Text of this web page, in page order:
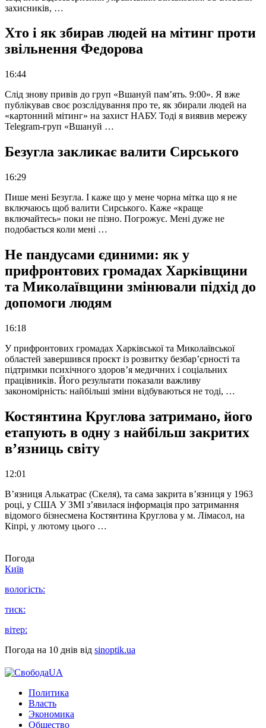
захисників, …
Хто і як збирав людей на мітинг проти
звільнення Федорова
16:44
Слід знову привів до груп «Вшануй пам’ять. 9:00». Я вже
публікував своє розслідування про те, як збирали людей на
«картонний мітинг» на захист НАБУ. Тоді я виявив мережу
Telegram-груп «Вшануй …
Безугла закликає валити Сирського
16:29
Пише мені Безугла. І каже що у мене чорна мітка що я не
включаюсь щоб валити Сирського. Каже «краще
включайтесь» поки не пізно. Погрожує. Мені дуже не
подобається коли мені …
Не пандусами єдиними: як у
прифронтових громадах Харківщини
та Миколаївщини змінювали підхід до
допомоги людям
16:18
У прифронтових громадах Харківської та Миколаївської
областей завершився проєкт із розвитку безбар’єрності та
підтримки психічного здоров’я медичних і соціальних
працівників. Його результати показали важливу
закономірність: найбільші зміни відбуваються не тоді, …
Костянтина Круглова затримано, його
етапують в одну з найбільш закритих
в’язниць світу
12:01
В’язниця Алькатрас (Скеля), та сама закрита в’язниця у 1963
році, у США У ЗМІ з’явилася інформація про затримання
відомого бізнесмена Костянтина Круглова у м. Лімасол, на
Кіпрі, у лютому цього …
Погода
Київ
вологість:
тиск:
вітер:
Погода на 10 днів від sinoptik.ua
Политика
Власть
Экономика
Общество